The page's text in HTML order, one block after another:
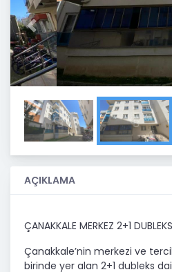
Previous
AÇIKLAMA
ÇANAKKALE MERKEZ 2+1
Çanakkale’nin merkezi ve
birinde yer alan 2+1 dubleks